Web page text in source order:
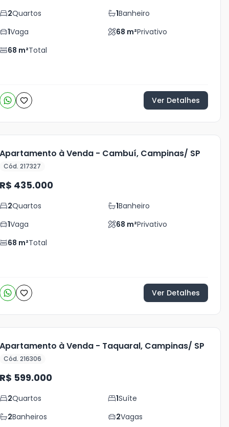
2Quartos 1Banheiro
1Vaga 68 m²Privativo
68 m²Total
Ver Detalhes
Apartamento à Venda - Cambuí, Campinas/ SP
Cód. 217327
R$ 435.000
2Quartos 1Banheiro
1Vaga 68 m²Privativo
68 m²Total
Ver Detalhes
Apartamento à Venda - Taquaral, Campinas/ SP
Cód. 216306
R$ 599.000
2Quartos 1Suíte
2Banheiros 2Vagas